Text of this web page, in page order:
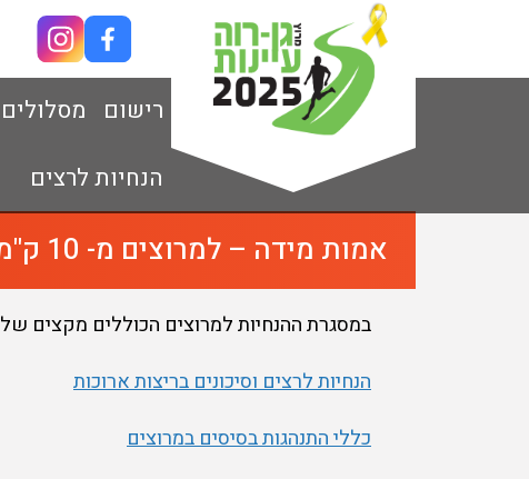
רישום מסלולים
הנחיות לרצים
אמות מידה – למרוצים מ- 10 ק"מ ומעלה
במסגרת ההנחיות למרוצים הכוללים מקצים של 10 ק"מ ומעלה, להלן המידע הנדרש מכל משתתף להכיר ולדעת:
הנחיות לרצים וסיכונים בריצות ארוכות
כללי התנהגות בסיסים במרוצים